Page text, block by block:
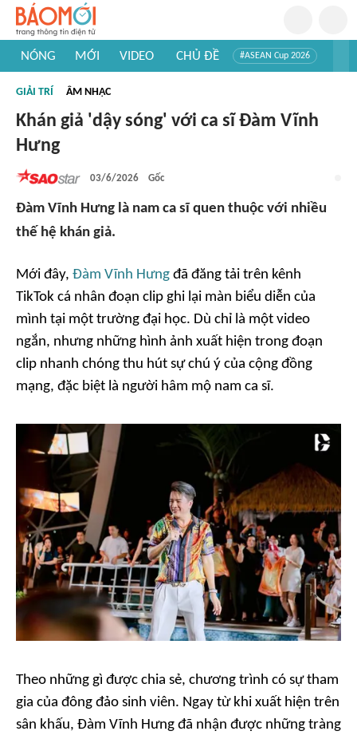
NÓNG MỚI VIDEO CHỦ ĐỀ #ASEAN Cup 2026
#Khám phá thế giới
GIẢI TRÍ ÂM NHẠC
Khán giả 'dậy sóng' với ca sĩ Đàm Vĩnh
Hưng
03/6/2026 Gốc
Đàm Vĩnh Hưng là nam ca sĩ quen thuộc với nhiều
thế hệ khán giả.
Mới đây, Đàm Vĩnh Hưng đã đăng tải trên kênh
TikTok cá nhân đoạn clip ghi lại màn biểu diễn của
mình tại một trường đại học. Dù chỉ là một video
ngắn, nhưng những hình ảnh xuất hiện trong đoạn
clip nhanh chóng thu hút sự chú ý của cộng đồng
mạng, đặc biệt là người hâm mộ nam ca sĩ.
Theo những gì được chia sẻ, chương trình có sự tham
gia của đông đảo sinh viên. Ngay từ khi xuất hiện trên
sân khấu, Đàm Vĩnh Hưng đã nhận được những tràng